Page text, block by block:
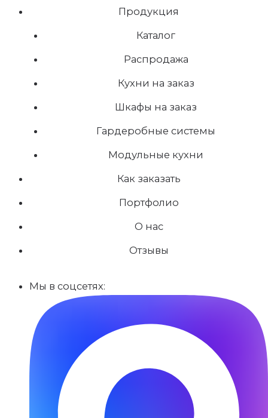
Продукция
Каталог
Распродажа
Кухни на заказ
Шкафы на заказ
Гардеробные системы
Модульные кухни
Как заказать
Портфолио
О нас
Отзывы
Мы в соцсетях: